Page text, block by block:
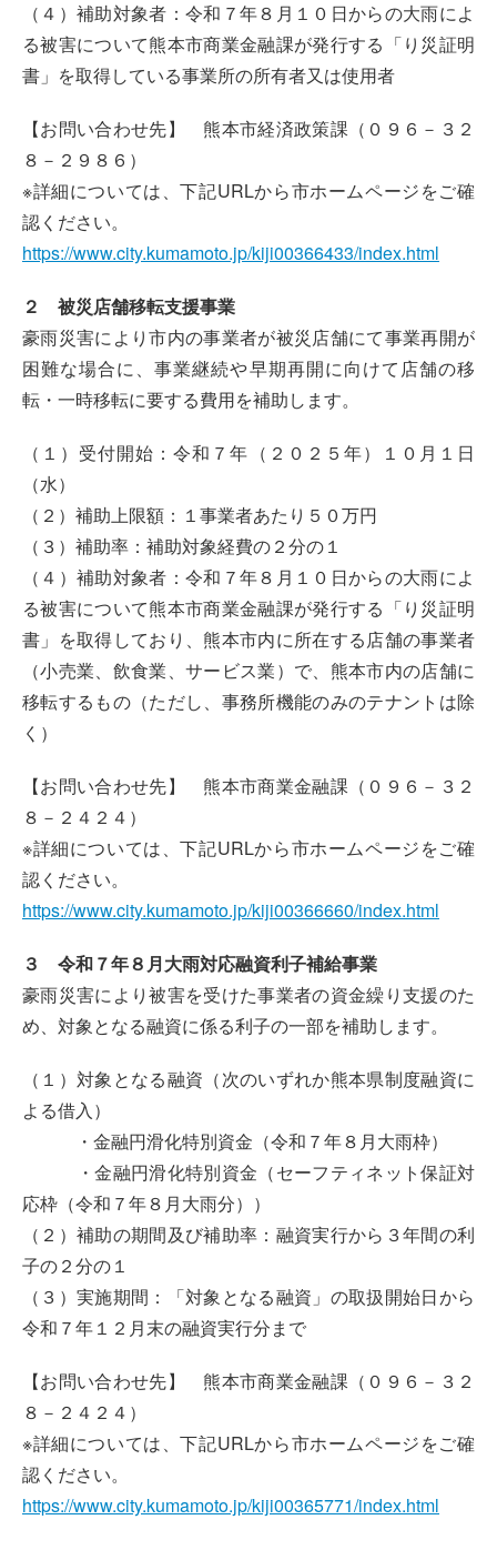
（４）補助対象者：令和７年８月１０日からの大雨によ
る被害について熊本市商業金融課が発行する「り災証明
書」を取得している事業所の所有者又は使用者
【お問い合わせ先】 熊本市経済政策課（０９６－３２
８－２９８６）
※詳細については、下記URLから市ホームページをご確
認ください。
https://www.city.kumamoto.jp/kiji00366433/index.html
２ 被災店舗移転支援事業
豪雨災害により市内の事業者が被災店舗にて事業再開が
困難な場合に、事業継続や早期再開に向けて店舗の移
転・一時移転に要する費用を補助します。
（１）受付開始：令和７年（２０２５年）１０月１日
（水）
（２）補助上限額：１事業者あたり５０万円
（３）補助率：補助対象経費の２分の１
（４）補助対象者：令和７年８月１０日からの大雨によ
る被害について熊本市商業金融課が発行する「り災証明
書」を取得しており、熊本市内に所在する店舗の事業者
（小売業、飲食業、サービス業）で、熊本市内の店舗に
移転するもの（ただし、事務所機能のみのテナントは除
く）
【お問い合わせ先】 熊本市商業金融課（０９６－３２
８－２４２４）
※詳細については、下記URLから市ホームページをご確
認ください。
https://www.city.kumamoto.jp/kiji00366660/index.html
３ 令和７年８月大雨対応融資利子補給事業
豪雨災害により被害を受けた事業者の資金繰り支援のた
め、対象となる融資に係る利子の一部を補助します。
（１）対象となる融資（次のいずれか熊本県制度融資に
よる借入）
・金融円滑化特別資金（令和７年８月大雨枠）
・金融円滑化特別資金（セーフティネット保証対
応枠（令和７年８月大雨分））
（２）補助の期間及び補助率：融資実行から３年間の利
子の２分の１
（３）実施期間：「対象となる融資」の取扱開始日から
令和７年１２月末の融資実行分まで
【お問い合わせ先】 熊本市商業金融課（０９６－３２
８－２４２４）
※詳細については、下記URLから市ホームページをご確
認ください。
https://www.city.kumamoto.jp/kiji00365771/index.html